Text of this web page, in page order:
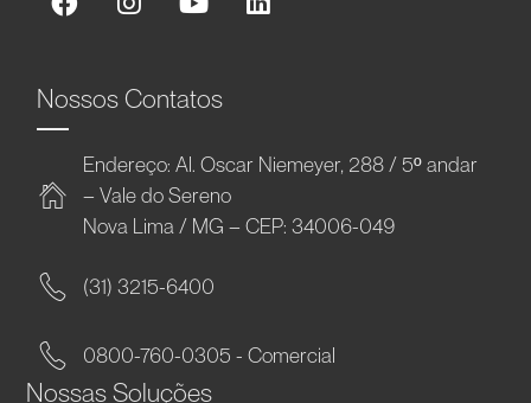
Nossos Contatos
Endereço: Al. Oscar Niemeyer, 288 / 5º andar
– Vale do Sereno
Nova Lima / MG – CEP: 34006-049
(31) 3215-6400
0800-760-0305 - Comercial
Nossas Soluções